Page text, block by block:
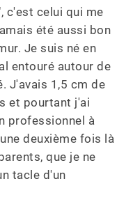
c'est celui qui me
été aussi bon
Je suis né en
entouré autour de
J'avais 1,5 cm de
et pourtant j'ai
professionnel à
deuxième fois là
que je ne
tacle d'un